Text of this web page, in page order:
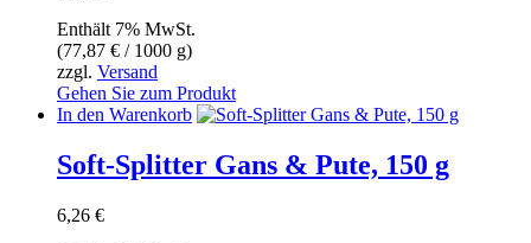
Enthält 7% MwSt.
(77,87 € / 1000 g)
zzgl. Versand
Gehen Sie zum Produkt
In den Warenkorb
Soft-Splitter Gans & Pute, 150 g
6,26 €